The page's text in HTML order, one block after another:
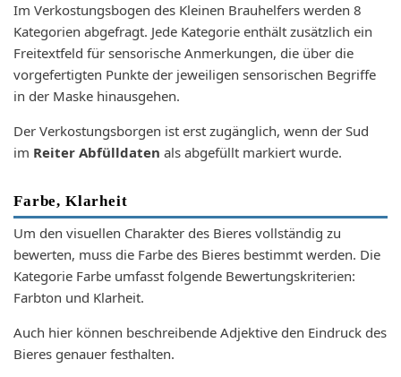
Im Verkostungsbogen des Kleinen Brauhelfers werden 8
Kategorien abgefragt. Jede Kategorie enthält zusätzlich ein
Freitextfeld für sensorische Anmerkungen, die über die
vorgefertigten Punkte der jeweiligen sensorischen Begriffe
in der Maske hinausgehen.
Der Verkostungsborgen ist erst zugänglich, wenn der Sud
im Reiter Abfülldaten als abgefüllt markiert wurde.
Farbe, Klarheit
Um den visuellen Charakter des Bieres vollständig zu
bewerten, muss die Farbe des Bieres bestimmt werden. Die
Kategorie Farbe umfasst folgende Bewertungskriterien:
Farbton und Klarheit.
Auch hier können beschreibende Adjektive den Eindruck des
Bieres genauer festhalten.